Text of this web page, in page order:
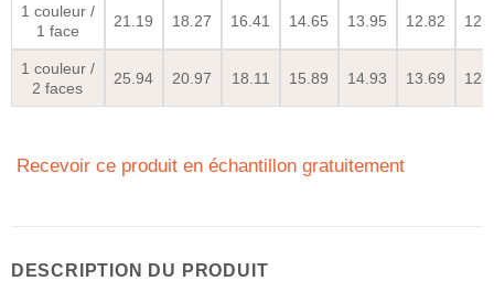
1 couleur /
1 face
21.19 18.27 16.41 14.65 13.95 12.82
1 couleur /
2 faces
25.94 20.97 18.11 15.89 14.93 13.69
Recevoir ce produit en échantillon gratuitement
DESCRIPTION DU PRODUIT